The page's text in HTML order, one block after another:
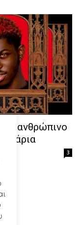
με ανθρώπινο
3